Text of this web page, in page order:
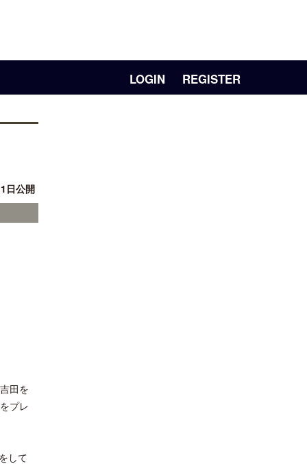
LOGIN REGISTER
日公開
田を
プレ
して